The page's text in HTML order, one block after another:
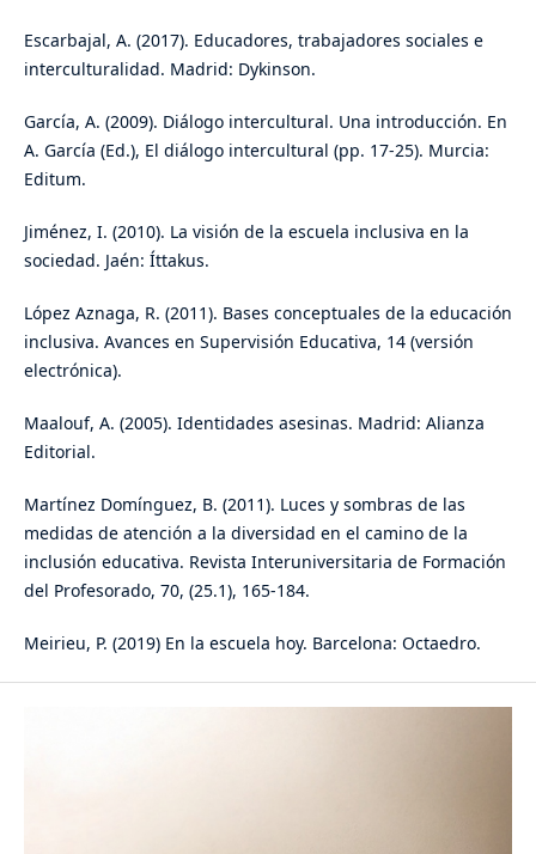
Escarbajal, A. (2017). Educadores, trabajadores sociales e
interculturalidad. Madrid: Dykinson.
García, A. (2009). Diálogo intercultural. Una introducción. En
A. García (Ed.), El diálogo intercultural (pp. 17-25). Murcia:
Editum.
Jiménez, I. (2010). La visión de la escuela inclusiva en la
sociedad. Jaén: Íttakus.
López Aznaga, R. (2011). Bases conceptuales de la educación
inclusiva. Avances en Supervisión Educativa, 14 (versión
electrónica).
Maalouf, A. (2005). Identidades asesinas. Madrid: Alianza
Editorial.
Martínez Domínguez, B. (2011). Luces y sombras de las
medidas de atención a la diversidad en el camino de la
inclusión educativa. Revista Interuniversitaria de Formación
del Profesorado, 70, (25.1), 165-184.
Meirieu, P. (2019) En la escuela hoy. Barcelona: Octaedro.